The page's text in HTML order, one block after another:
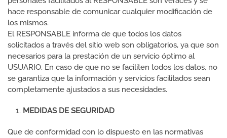
hace responsable de comunicar cualquier modificación de
los mismos.
El RESPONSABLE informa de que todos los datos
solicitados a través del sitio web son obligatorios, ya que son
necesarios para la prestación de un servicio óptimo al
USUARIO. En caso de que no se faciliten todos los datos, no
se garantiza que la información y servicios facilitados sean
completamente ajustados a sus necesidades.
MEDIDAS DE SEGURIDAD
Que de conformidad con lo dispuesto en las normativas